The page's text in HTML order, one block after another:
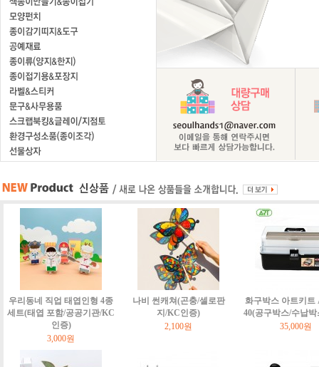
우리동네 직업 태엽인형 4종
세트(태엽 포함/공공기관/KC
인증)
3,000원
나비 썬캐쳐(곤충/셀로판
지/KC인증)
2,100원
화구박스 아트키
40(공구박스/수납
35,000원